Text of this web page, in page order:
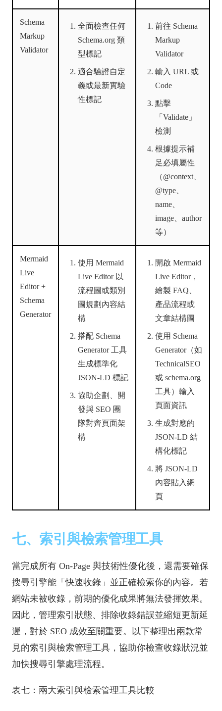
Schema
Markup
Validator
全面檢查任何
Schema.org 類
型標記
適合驗證自定
義或最新實驗
性標記
前往 Schema
Markup
Validator
輸入 URL 或
Code
點擊
「Validate」
檢測
根據提示補
足必填屬性
（@context、
@type、
name、
image、author
等）
Mermaid
Live
Editor +
Schema
Generator
使用 Mermaid
Live Editor 以
流程圖或類別
圖規劃內容結
構
搭配 Schema
Generator 工具
生成標準化
JSON-LD 標記
協助企劃、開
發與 SEO 團
隊對齊頁面架
構
開啟 Mermaid
Live Editor，
繪製 FAQ、
產品流程或
文章結構圖
使用 Schema
Generator（如
TechnicalSEO
或 schema.org
工具）輸入
頁面資訊
生成對應的
JSON-LD 結
構化標記
將 JSON-LD
內容貼入網
頁
七、索引與檢索管理工具
當完成所有 On-Page 與技術性優化後，還需要確保
搜尋引擎能「快速收錄」並正確檢索你的內容。若
網站未被收錄，前期的優化成果將無法發揮效果。
因此，管理索引狀態、排除收錄錯誤並縮短更新延
遲，對於 SEO 成效至關重要。以下整理出兩款常
見的索引與檢索管理工具，協助你檢查收錄狀況並
加快搜尋引擎處理流程。
表七：兩大索引與檢索管理工具比較